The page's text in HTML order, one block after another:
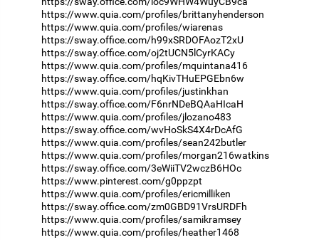
https://www.quia.com/profiles/brittanyhenderson
https://www.quia.com/profiles/wiarenas
https://sway.office.com/h99xSRDOFAozT2xU
https://sway.office.com/oj2tUCN5lCyrKACy
https://www.quia.com/profiles/mquintana416
https://sway.office.com/hqKivTHuEPGEbn6w
https://www.quia.com/profiles/justinkhan
https://sway.office.com/F6nrNDeBQAaHIcaH
https://www.quia.com/profiles/jlozano483
https://sway.office.com/wvHoSkS4X4rDcAfG
https://www.quia.com/profiles/sean242butler
https://www.quia.com/profiles/morgan216watkins
https://sway.office.com/3eWiiTV2wczB6HOc
https://www.pinterest.com/g0ppzpt
https://www.quia.com/profiles/ericmilliken
https://sway.office.com/zm0GBD91VrsURDFh
https://www.quia.com/profiles/samikramsey
https://www.quia.com/profiles/heather1468